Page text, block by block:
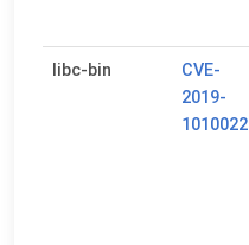
libc-bin
CVE-
2019-
1010022